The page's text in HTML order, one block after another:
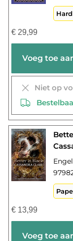
€29,99
Niet op
€13,99